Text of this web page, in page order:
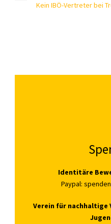
Kein IBÖ-Vertreter bei
Identitäre
Paypal:
Verein für